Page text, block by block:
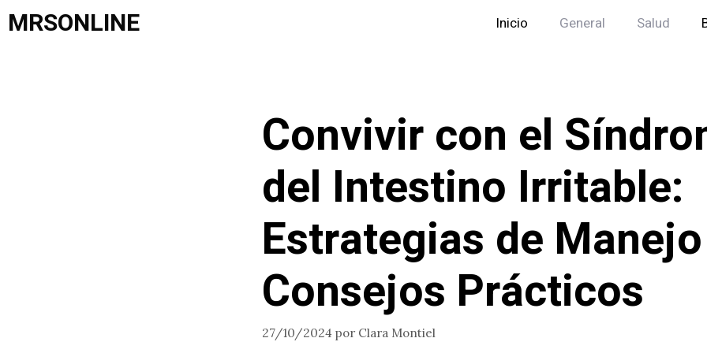
Saltar
alMRSONLINE Inicio General Salud
Convivir con el
del Intestino Irritable:
Estrategias de
Consejos Prácticos
27/10/2024 por Clara Montiel